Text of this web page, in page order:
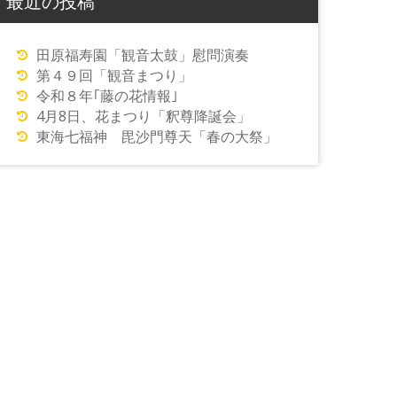
田原福寿園「観音太鼓」慰問演奏
第４９回「観音まつり」
令和８年｢藤の花情報｣
4月8日、花まつり「釈尊降誕会」
東海七福神 毘沙門尊天「春の大祭」